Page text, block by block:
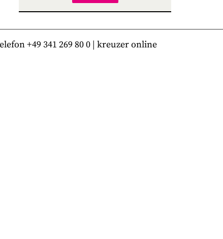
+49 341 269 80 0 | kreuzer online